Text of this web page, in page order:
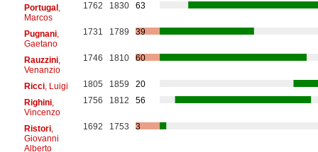
Portugal,
Marcos
1762 1830 63
Pugnani,
Gaetano
1731 1789 39
Rauzzini,
Venanzio
1746 1810 60
Ricci, Luigi 1805 1859
20
Righini,
Vincenzo
1756 1812 56
Ristori,
Giovanni
Alberto
1692 1753 3